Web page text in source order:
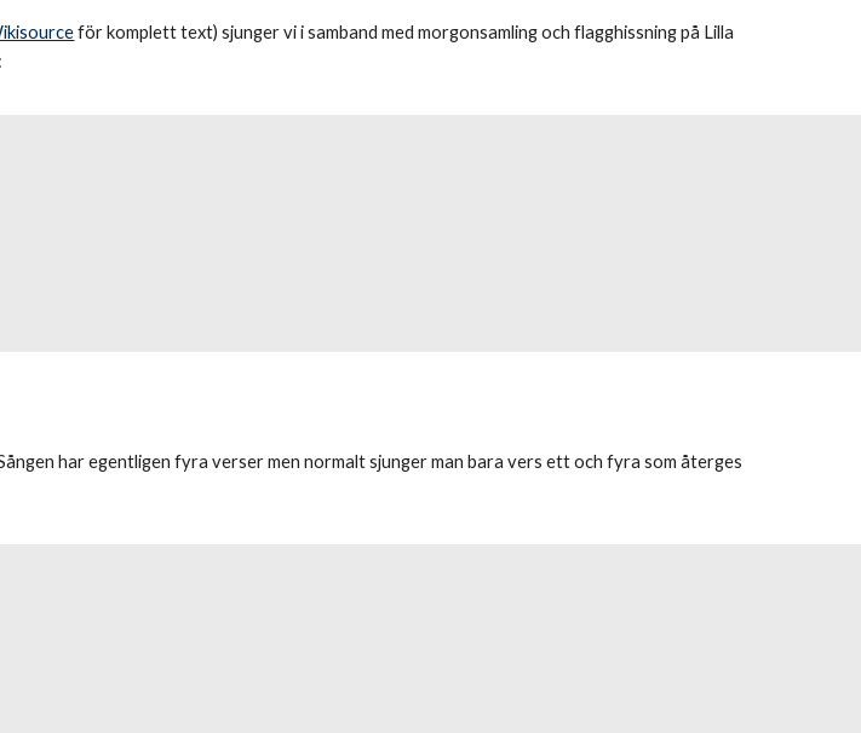
för komplett text) sjunger vi i samband med morgonsamling och flagghissning på Lilla
har egentligen fyra verser men normalt sjunger man bara vers ett och fyra som återges